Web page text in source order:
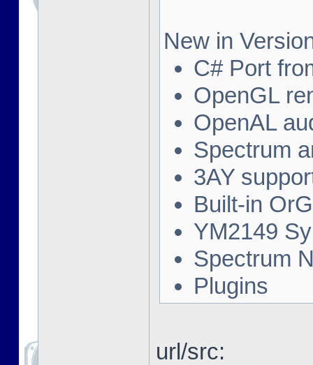
New in
C# Port
OpenGL
OpenAL
Spectrum
3AY
Built-in
YM2149
Spectrum
Plugins
url/src: